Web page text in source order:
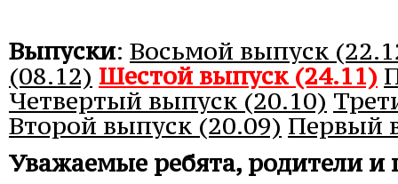
Выпуски: Восьмой выпуск
(08.12) Шестой выпуск (24.11)
Четвертый выпуск (20.10)
Второй выпуск (20.09) Первый
Уважаемые ребята, родители и